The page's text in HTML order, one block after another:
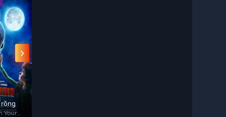
rồng
Your